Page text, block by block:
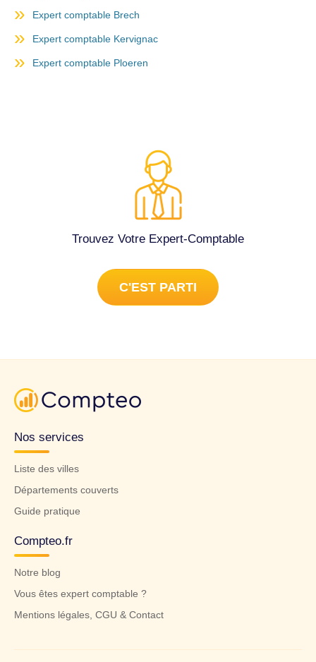
Expert comptable Brech
Expert comptable Kervignac
Expert comptable Ploeren
Trouvez Votre Expert-Comptable
C'EST PARTI
Nos services
Liste des villes
Départements couverts
Guide pratique
Compteo.fr
Notre blog
Vous êtes expert comptable ?
Mentions légales, CGU & Contact